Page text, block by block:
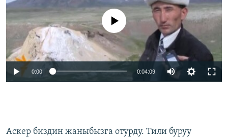
No media source currently available
0:00 0:04:09
​Аскер биздин жаныбызга отурду. Тили буруу